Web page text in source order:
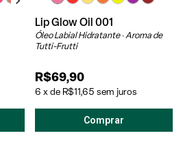
Lip Glow Oil 001
Óleo Labial Hidratante · Aroma de
Tutti-Frutti
R$69,90
6 xde R$11,65 sem juros